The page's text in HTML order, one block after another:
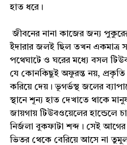
হাত ধরে।
জীবনের নানা কাজের জন্য
ইঁদারার জলই ছিল তখন একমাত্র
পথেঘাটে ও ঘরের মধ্যে বসল
যে কোনকিছুই অফুরন্ত নয়, প্রকৃতি
করিয়ে দেয়। ভূগর্ভস্থ জলের
স্থানে শূন্য হাত দেখাতে থাকে
জায়গায় টিউবওয়েলের হান্ডেলে
নির্জলা বুকফাটা শব্দ। সেই
ভিতর থেকে বেরিয়ে আসে না